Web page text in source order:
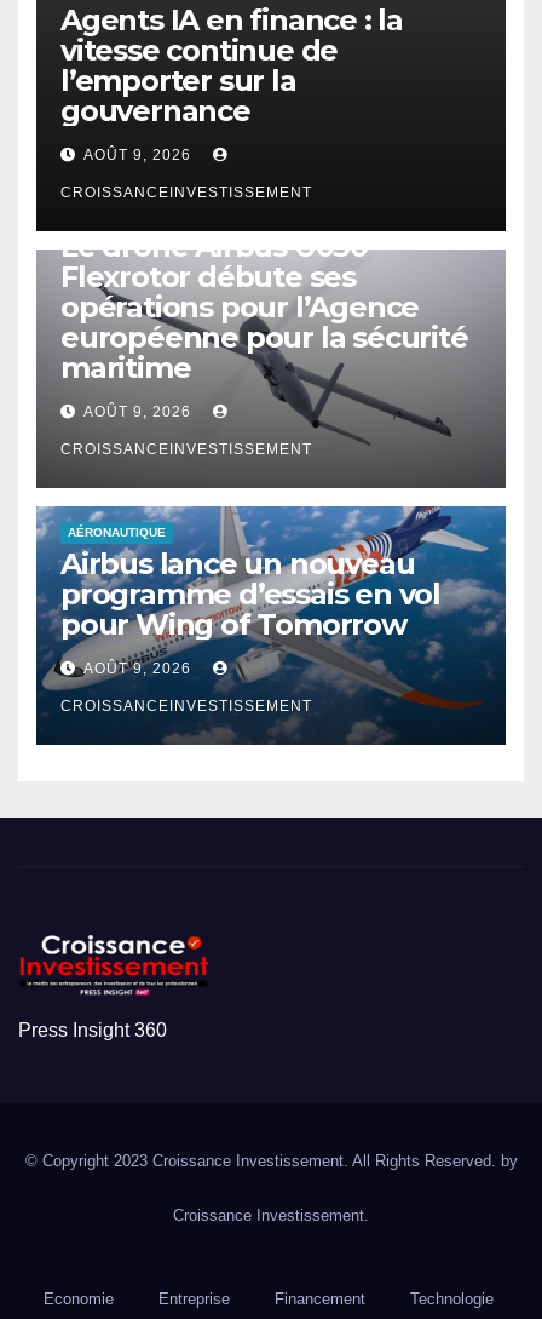
Agents IA en finance : la
vitesse continue de
l’emporter sur la
gouvernance
AOÛT 9, 2026
CROISSANCEINVESTISSEMENT
Le drone Airbus U030
Flexrotor débute ses
opérations pour l’Agence
européenne pour la sécurité
maritime
AOÛT 9, 2026
CROISSANCEINVESTISSEMENT
AÉRONAUTIQUE
Airbus lance un nouveau
programme d’essais en vol
pour Wing of Tomorrow
AOÛT 9, 2026
CROISSANCEINVESTISSEMENT
Press Insight 360
© Copyright 2023 Croissance Investissement. All Rights Reserved. by
Croissance Investissement.
Economie Entreprise Financement Technologie